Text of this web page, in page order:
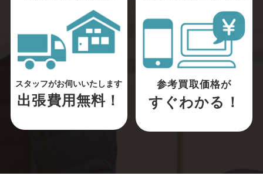
スタッフがお伺いいたします
出張費用無料！
参考買取価格が
すぐわかる！